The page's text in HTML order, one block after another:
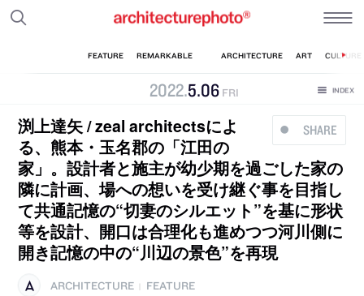
2022.5.06 FRI
SHARE
渕上達矢 / zeal architectsによ
る、熊本・玉名郡の「江田の
家」。設計者と施主が幼少期を過ごした家の
隣に計画、場への想いを受け継ぐ事を目指し
て共通記憶の“切妻のシルエット”を基に形状
等を設計、開口は合理化も進めつつ河川側に
開き記憶の中の“川辺の景色”を再現
ARCHITECTURE
FEATURE